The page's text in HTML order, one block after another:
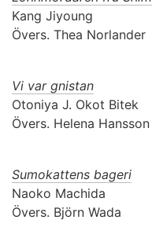
Kang Jiyoung
Övers. Thea Norlander
Vi var gnistan
Otoniya J. Okot Bitek
Övers. Helena Hansson
Sumokattens bageri
Naoko Machida
Övers. Björn Wada